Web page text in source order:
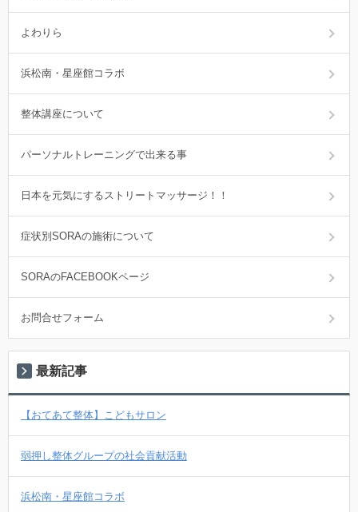
よわりら
浜松南・星座館コラボ
整体講座について
パーソナルトレーニングで出来る事
日本を元気にするストリートマッサージ！！
症状別SORAの施術について
SORAのFACEBOOKページ
お問合せフォーム
最新記事
【おてあて整体】こどもサロン
弱押し整体グループの社会貢献活動
浜松南・星座館コラボ